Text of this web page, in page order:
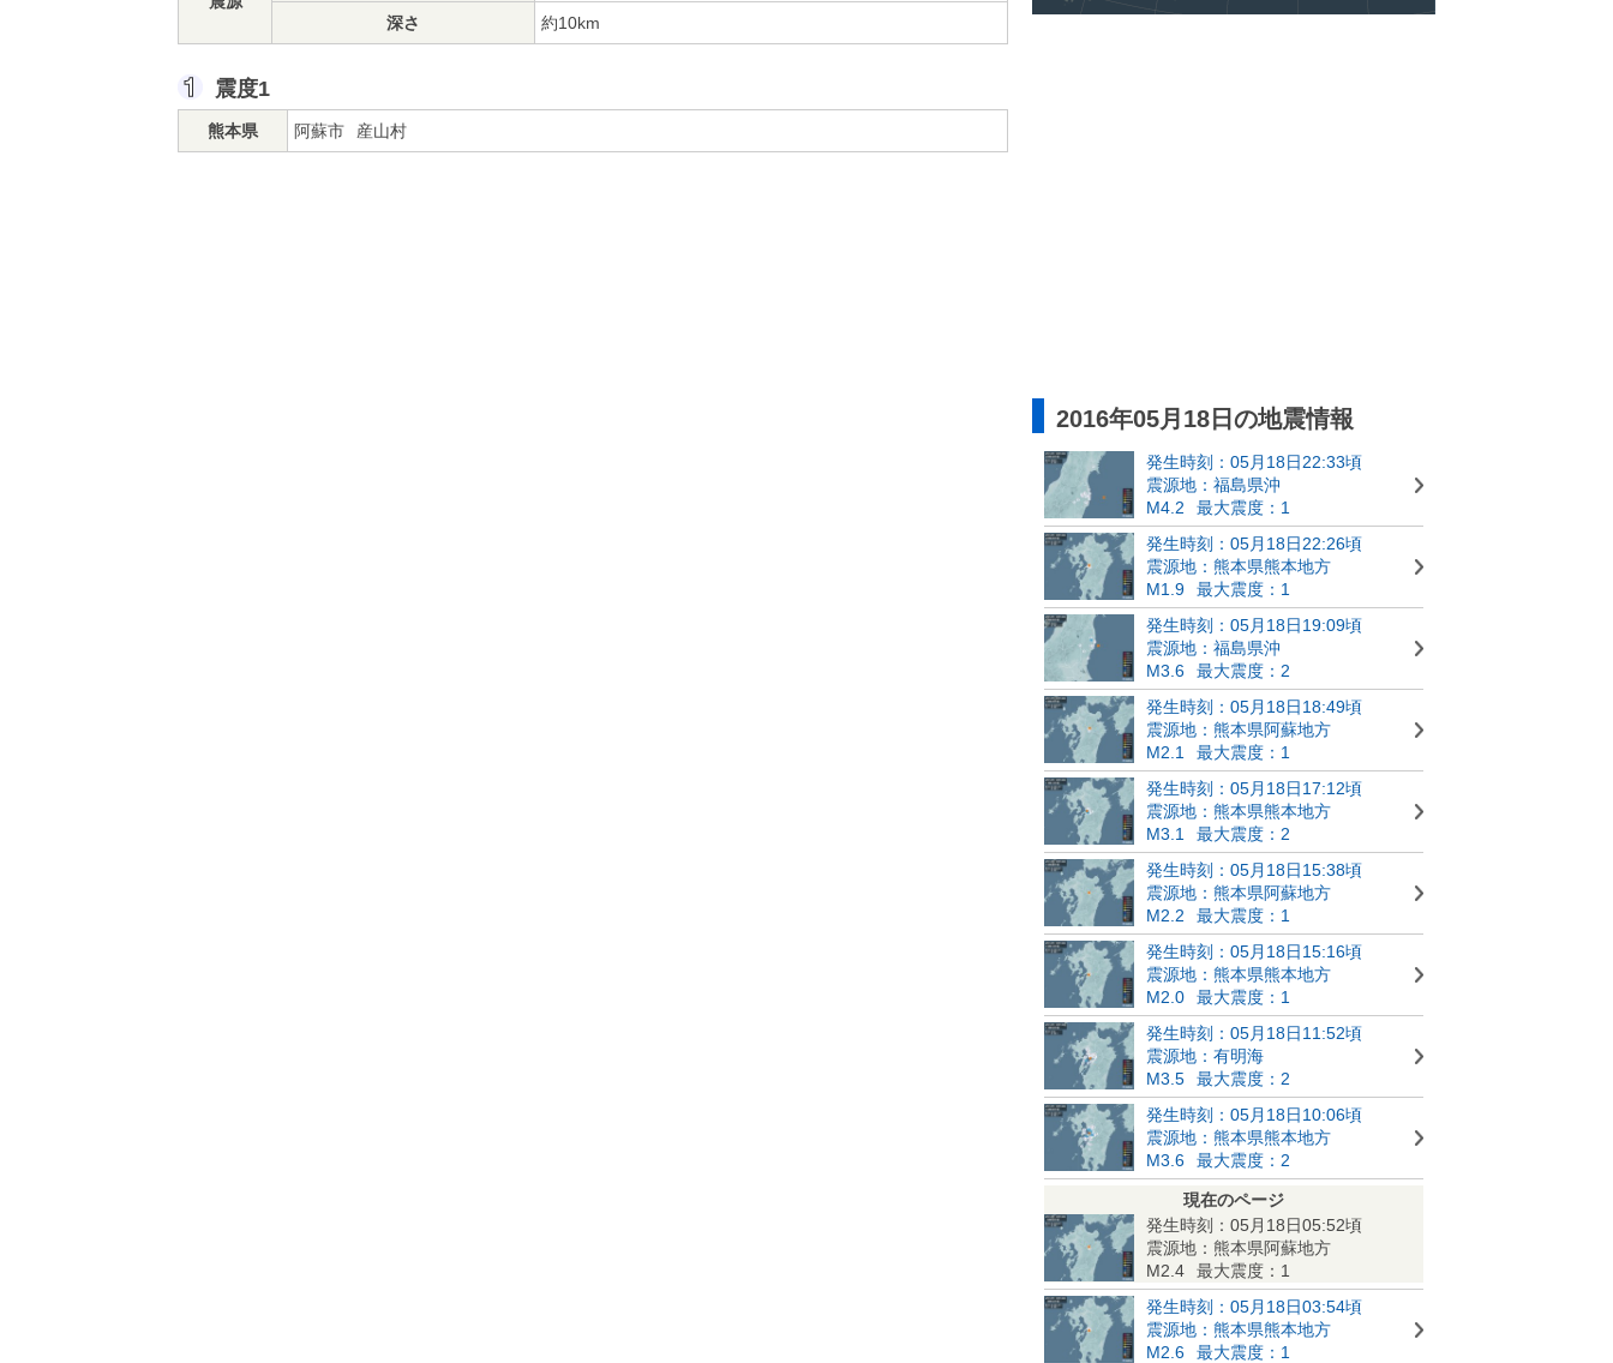
深さ
約10km
震度1
熊本県 阿蘇市 産山村
2016年05月18日の地震情報
発生時刻：05月18日22:33頃
震源地：福島県沖
M4.2
最大震度：1
発生時刻：05月18日22:26頃
震源地：熊本県熊本地方
M1.9
最大震度：1
発生時刻：05月18日19:09頃
震源地：福島県沖
M3.6
最大震度：2
発生時刻：05月18日18:49頃
震源地：熊本県阿蘇地方
M2.1
最大震度：1
発生時刻：05月18日17:12頃
震源地：熊本県熊本地方
M3.1
最大震度：2
発生時刻：05月18日15:38頃
震源地：熊本県阿蘇地方
M2.2
最大震度：1
発生時刻：05月18日15:16頃
震源地：熊本県熊本地方
M2.0
最大震度：1
発生時刻：05月18日11:52頃
震源地：有明海
M3.5
最大震度：2
発生時刻：05月18日10:06頃
震源地：熊本県熊本地方
M3.6
最大震度：2
現在のページ
発生時刻：05月18日05:52頃
震源地：熊本県阿蘇地方
M2.4
最大震度：1
発生時刻：05月18日03:54頃
震源地：熊本県熊本地方
M2.6
最大震度：1